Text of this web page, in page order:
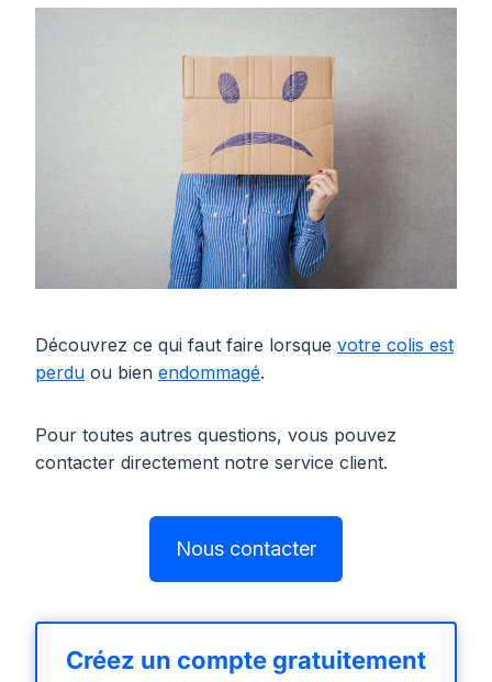
Découvrez ce qui faut faire lorsque votre colis est
perdu ou bien endommagé.
Pour toutes autres questions, vous pouvez
contacter directement notre service client.
Nous contacter
Créez un compte gratuitement